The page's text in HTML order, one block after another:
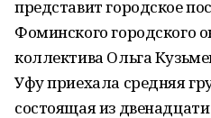
представит городское
Фоминского городского
коллектива Ольга
Уфу приехала средняя
состоящая из